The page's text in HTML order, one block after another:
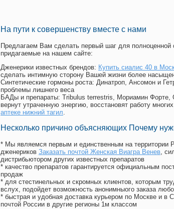
На пути к совершенству вместе с нами
Предлагаем Вам сделать первый шаг для
придагаемые на нашем сайте:
Дженерики известных брендов: Купить сиалис 40 в
сделать интимную сторону Вашей жизни более
Синтетические гормоны роста: Динатроп, Ансомон и
проблемы лишнего веса
БАДы и препараты: Tribulus terrestris, Мориамин Форте,
вернут утраченную энергию, восстановят работу
аптеке нижний тагил.
Несколько причино объясняющих Почему
* Мы являемся первым и единственным на территории
дженериков Заказать почтой Женская Виагра Венев,
дистрибьютором других известных препаратов
* качество препаратов гарантируется официальным
продаж
* для стестинельных и скромных клиентов, которым
вслух, подойдет возможность анонимныого заказа
* быстрая и удобная доставка курьером по Москве и в
почтой России в другие регионы 1м классом